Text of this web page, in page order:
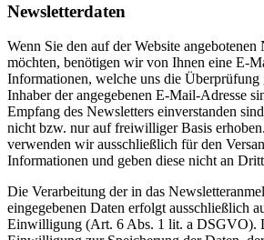
Newsletter­daten
Wenn Sie den auf der Website angebotenen
möchten, benötigen wir von Ihnen eine E-
Informationen, welche uns die Überprüfung
Inhaber der angegebenen E-Mail-Adresse
Empfang des Newsletters einverstanden
nicht bzw. nur auf freiwilliger Basis
verwenden wir ausschließlich für den
Informationen und geben diese nicht an
Die Verarbeitung der in das
eingegebenen Daten erfolgt ausschließlich
Einwilligung (Art. 6 Abs. 1 lit. a DSGVO).